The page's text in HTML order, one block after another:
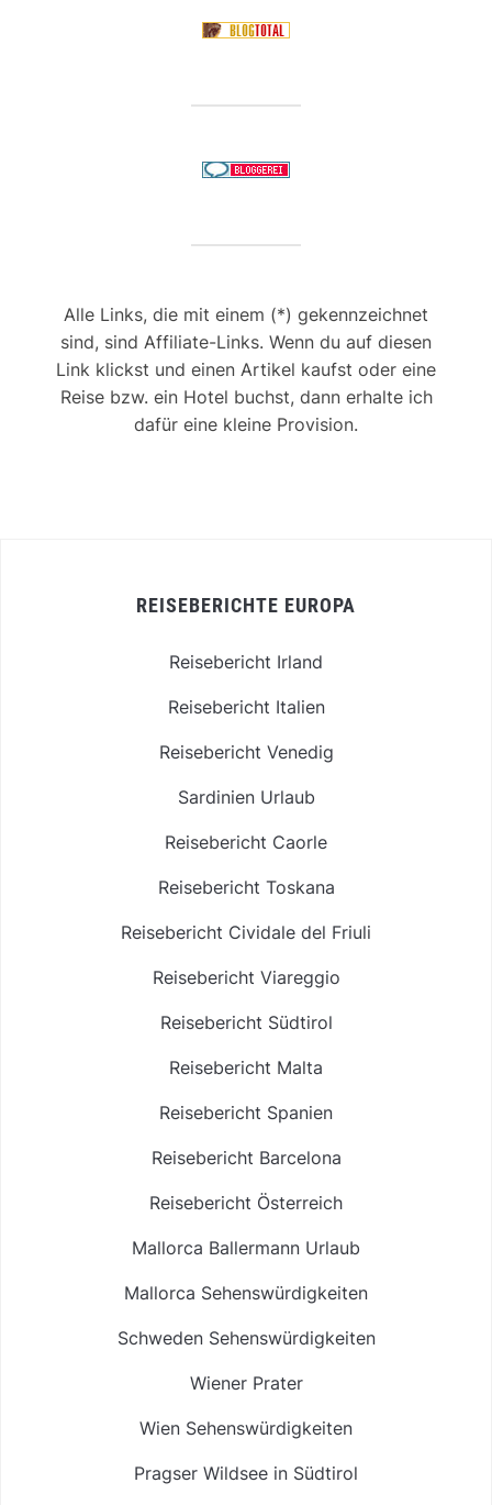
Alle Links, die mit einem (*) gekennzeichnet
sind, sind Affiliate-Links. Wenn du auf diesen
Link klickst und einen Artikel kaufst oder eine
Reise bzw. ein Hotel buchst, dann erhalte ich
dafür eine kleine Provision.
REISEBERICHTE EUROPA
Reisebericht Irland
Reisebericht Italien
Reisebericht Venedig
Sardinien Urlaub
Reisebericht Caorle
Reisebericht Toskana
Reisebericht Cividale del Friuli
Reisebericht Viareggio
Reisebericht Südtirol
Reisebericht Malta
Reisebericht Spanien
Reisebericht Barcelona
Reisebericht Österreich
Mallorca Ballermann Urlaub
Mallorca Sehenswürdigkeiten
Schweden Sehenswürdigkeiten
Wiener Prater
Wien Sehenswürdigkeiten
Pragser Wildsee in Südtirol